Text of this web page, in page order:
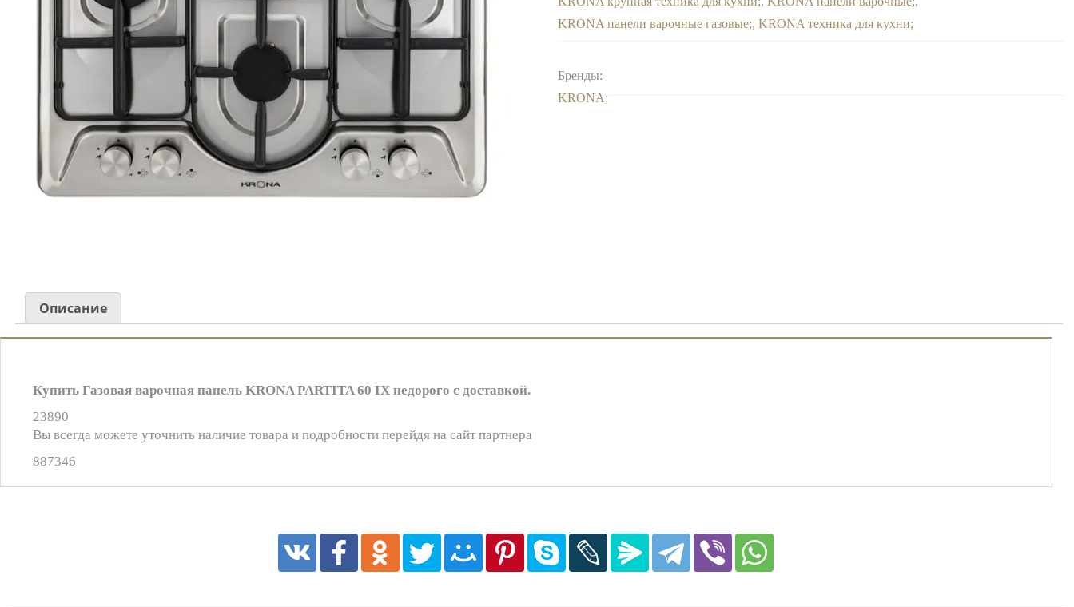
KRONA панели варочные газовые ,KRONA техника для кухни
Бренды:
KRONA
Описание
Купить Газовая варочная панель KRONA PARTITA 60 IX недорого с доставкой.
23890
Вы всегда можете уточнить наличие товара и подробности перейдя на сайт партнера
887346